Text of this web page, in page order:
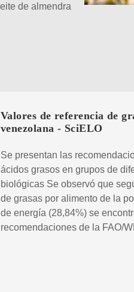
de almendra
Valores de referencia de
venezolana - SciELO
Se presentan las
ácidos grasos en grupos de
biológicas Se observó que
de grasas por alimento de la
de energía (28,84%) se
recomendaciones de la FAO/